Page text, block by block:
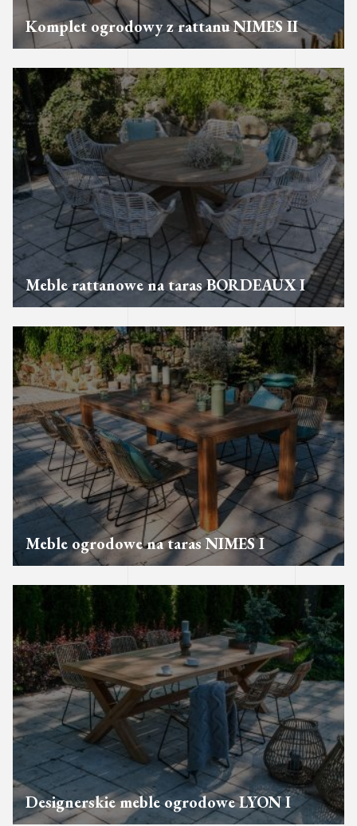
Komplet ogrodowy z rattanu NIMES II
Meble rattanowe na taras BORDEAUX I
Meble ogrodowe na taras NIMES I
Designerskie meble ogrodowe LYON I